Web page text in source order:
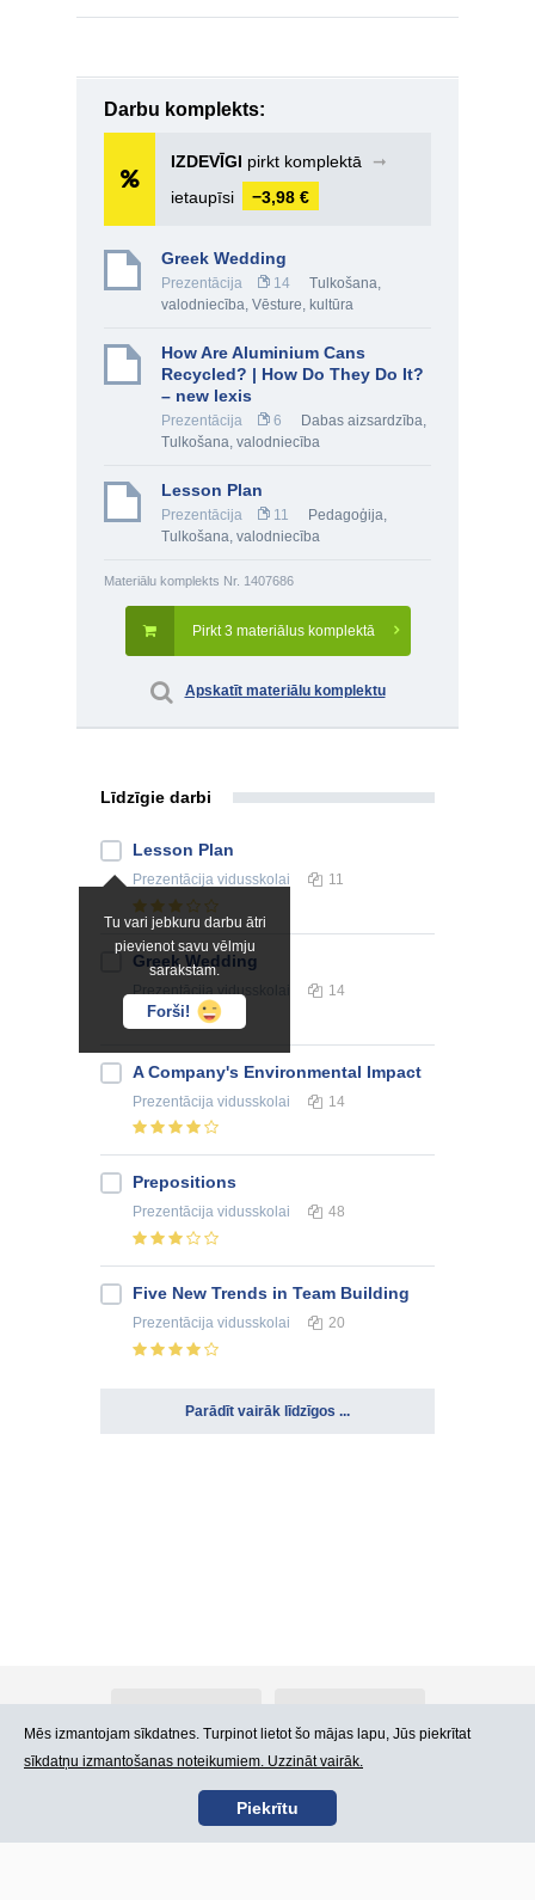
Darbu komplekts:
IZDEVĪGI pirkt komplektā
➞
ietaupīsi
−3,98 €
Greek Wedding
Prezentācija 14
Tulkošana,
valodniecība, Vēsture, kultūra
How Are Aluminium Cans
Recycled? | How Do They Do It?
– new lexis
Prezentācija 6 Dabas aizsardzība,
Tulkošana, valodniecība
Lesson Plan
Prezentācija 11 Pedagoģija,
Tulkošana, valodniecība
Materiālu komplekts Nr. 1407686
Pirkt 3 materiālus komplektā
Apskatīt materiālu komplektu
Līdzīgie darbi
Tu vari jebkuru darbu ātri
pievienot savu vēlmju
sarakstam.
Forši!
Lesson Plan
Prezentācija vidusskolai 11
Greek Wedding
Prezentācijavidusskolai 14
A Company's Environmental Impact
Prezentācija vidusskolai 14
Prepositions
Prezentācija vidusskolai 48
Five New Trends in Team Building
Prezentācija vidusskolai 20
Parādīt vairāk līdzīgos ...
Kontakti Lietošanas noteikumi
Mēs izmantojam sīkdatnes. Turpinot lietot šo mājas lapu, Jūs piekrītat
sīkdatņu izmantošanas noteikumiem. Uzzināt vairāk.
Piekrītu